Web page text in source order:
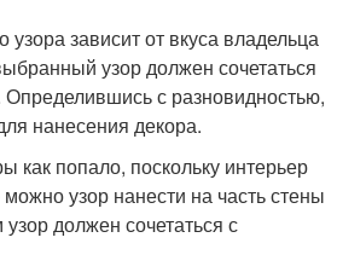
зависит от вкуса владельца
узор должен сочетаться
Определившись с разновидностью,
нанесения декора.
как попало, поскольку интерьер
узор нанести на часть стены
должен сочетаться с